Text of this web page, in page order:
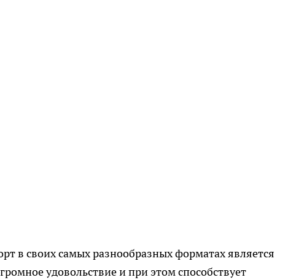
в своих самых разнообразных форматах является
удовольствие и при этом способствует